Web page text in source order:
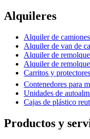
Alquileres
Alquiler de
Alquiler de van de
Alquiler de remolque
Alquiler de
Carritos y
Contenedores para
Unidades de
Cajas de plástico
Productos y